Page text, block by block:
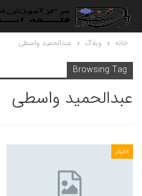
خانه وبلاگ عبدالحمید واسطی
Browsing Tag
عبدالحمید واسطی
اخبار